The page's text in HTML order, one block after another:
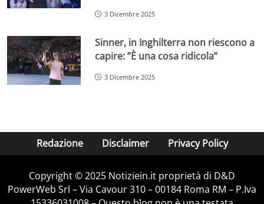
3 Dicembre 2025
Sinner, in Inghilterra non riescono a
capire: ”È una cosa ridicola”
3 Dicembre 2025
Redazione Disclaimer Privacy Policy
Copyright © 2025 Notiziein.it proprietà di D&D
PowerWeb Srl – Via Cavour 310 – 00184 Roma RM – P.Iva